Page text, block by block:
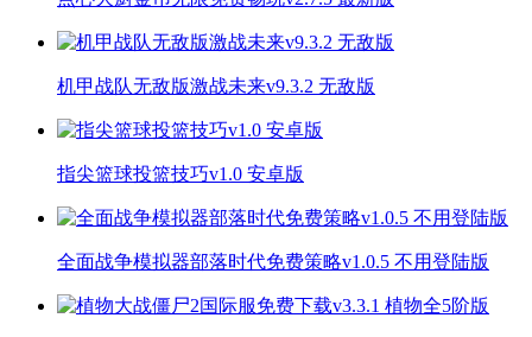
机甲战队无敌版激战未来v9.3.2 无敌版
指尖篮球投篮技巧v1.0 安卓版
全面战争模拟器部落时代免费策略v1.0.5 不用登陆版